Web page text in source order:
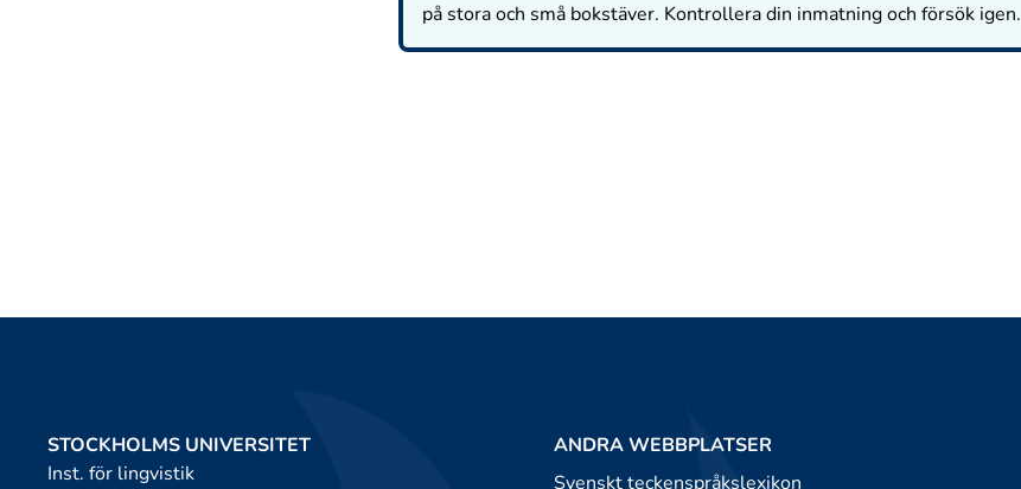
på stora och små bokstäver. Kontrollera din inmatning och försök igen.
STOCKHOLMS UNIVERSITET
Inst. för lingvistik
ANDRA WEBBPLATSER
Svenskt teckenspråkslexikon